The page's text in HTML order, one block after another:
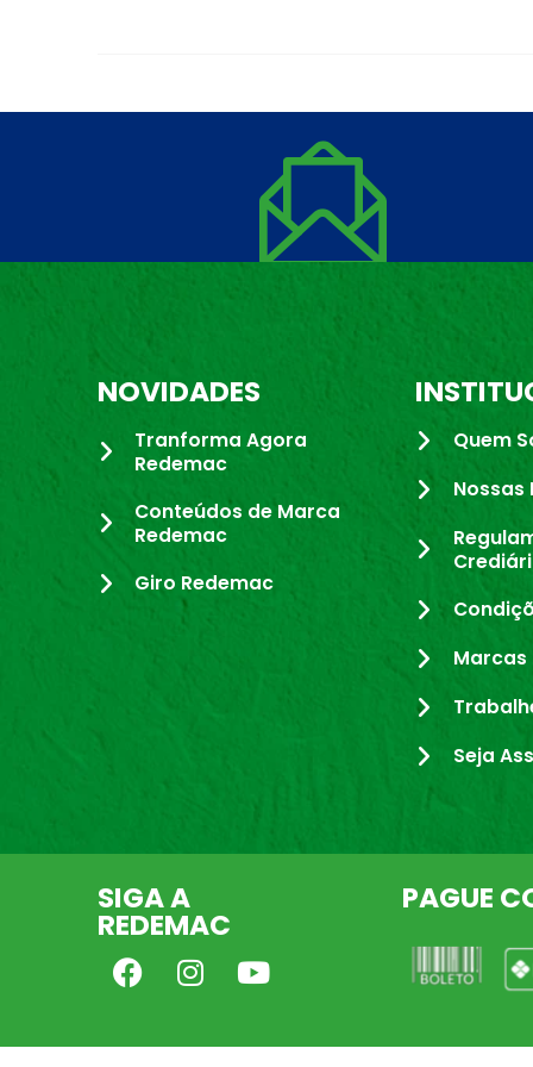
NOVIDADES
Tranforma Agora
Redemac
Conteúdos de Marca
Redemac
Giro Redemac
Quem
Nossas
Marcas
Seja
SIGA A
REDEMAC
PAGUE